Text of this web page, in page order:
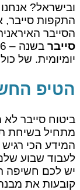
ובישראל? אנחנו
הסייבר
סייבר
יומיומית. של
הטיפ
ביטוח סייבר
מתחיל בשיחת
המידע הכי
לעבוד שבוע
יש לכם חשיפה
קובעות את